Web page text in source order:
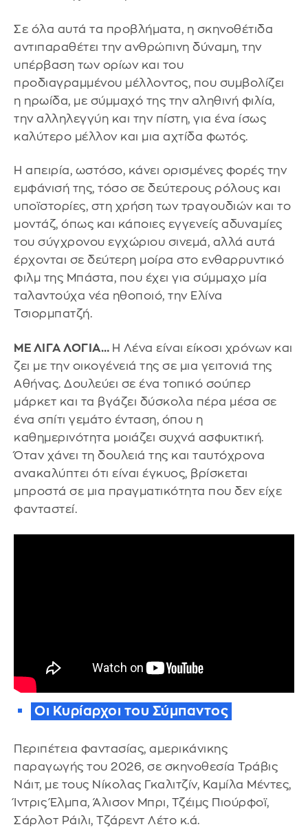
Σε όλα αυτά τα προβλήματα, η σκηνοθέτιδα
αντιπαραθέτει την ανθρώπινη δύναμη, την
υπέρβαση των ορίων και του
προδιαγραμμένου μέλλοντος, που συμβολίζει
η ηρωίδα, με σύμμαχό της την αληθινή φιλία,
την αλληλεγγύη και την πίστη, για ένα ίσως
καλύτερο μέλλον και μια αχτίδα φωτός.
Η απειρία, ωστόσο, κάνει ορισμένες φορές την
εμφάνισή της, τόσο σε δεύτερους ρόλους και
υποϊστορίες, στη χρήση των τραγουδιών και το
μοντάζ, όπως και κάποιες εγγενείς αδυναμίες
του σύγχρονου εγχώριου σινεμά, αλλά αυτά
έρχονται σε δεύτερη μοίρα στο ενθαρρυντικό
φιλμ της Μπάστα, που έχει για σύμμαχο μία
ταλαντούχα νέα ηθοποιό, την Ελίνα
Τσιορμπατζή.
ΜΕ ΛΙΓΑ ΛΟΓΙΑ… Η Λένα είναι είκοσι χρόνων και
ζει με την οικογένειά της σε μια γειτονιά της
Αθήνας. Δουλεύει σε ένα τοπικό σούπερ
μάρκετ και τα βγάζει δύσκολα πέρα μέσα σε
ένα σπίτι γεμάτο ένταση, όπου η
καθημερινότητα μοιάζει συχνά ασφυκτική.
Όταν χάνει τη δουλειά της και ταυτόχρονα
ανακαλύπτει ότι είναι έγκυος, βρίσκεται
μπροστά σε μια πραγματικότητα που δεν είχε
φανταστεί.
Οι Κυρίαρχοι του Σύμπαντος
Περιπέτεια φαντασίας, αμερικάνικης
παραγωγής του 2026, σε σκηνοθεσία Τράβις
Νάιτ, με τους Νίκολας Γκαλιτζίν, Καμίλα Μέντες,
Ίντρις Έλμπα, Άλισον Μπρι, Τζέιμς Πιούρφοϊ,
Σάρλοτ Ράιλι, Τζάρεντ Λέτο κ.ά.